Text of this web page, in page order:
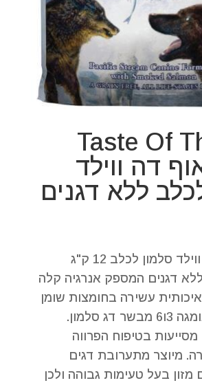
Taste Of
דה ווילד
ללא דגנים
סלמון לכלב 12 ק"ג
דגנים המספק אנרגיה קלה
איכותית עשירה בחומצות שומן
בלתי רוויות, אומגה 3ו6 מבשר דג סלמון.
בטיפוח הפרווה
מיוצר מתערובת דגים
מזון בעל טעימות גבוהה ולכן